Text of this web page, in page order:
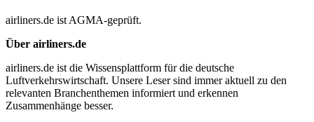
airliners.de ist AGMA-geprüft.
Über airliners.de
airliners.de ist die Wissensplattform für die deutsche
Luftverkehrswirtschaft. Unsere Leser sind immer aktuell zu den
relevanten Branchenthemen informiert und erkennen
Zusammenhänge besser.